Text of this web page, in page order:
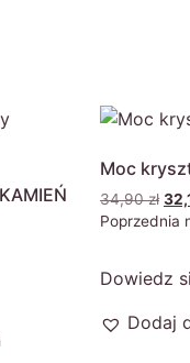
Moc
34,90zł
Poprzednia
Dowiedz
Dodaj